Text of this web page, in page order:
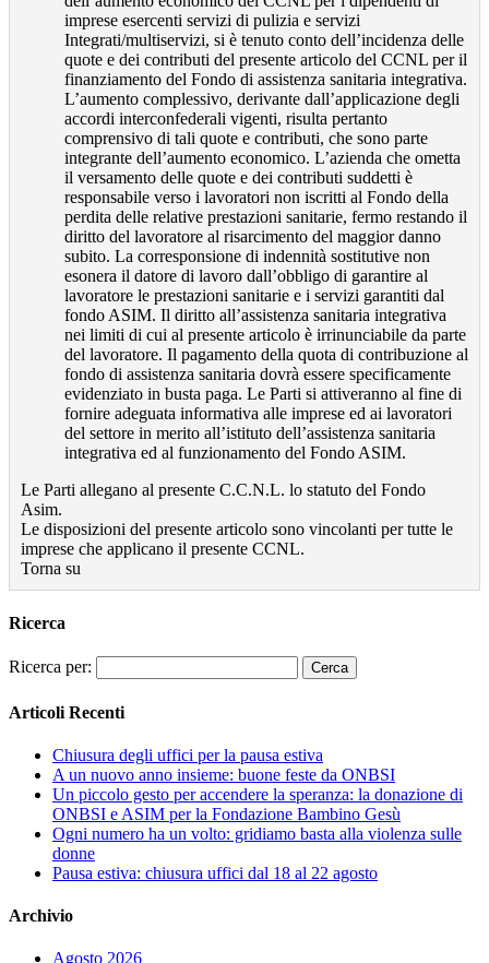
imprese esercenti servizi di pulizia e servizi
Integrati/multiservizi, si è tenuto conto dell’incidenza delle
quote e dei contributi del presente articolo del CCNL per il
finanziamento del Fondo di assistenza sanitaria integrativa.
L’aumento complessivo, derivante dall’applicazione degli
accordi interconfederali vigenti, risulta pertanto
comprensivo di tali quote e contributi, che sono parte
integrante dell’aumento economico. L’azienda che ometta
il versamento delle quote e dei contributi suddetti è
responsabile verso i lavoratori non iscritti al Fondo della
perdita delle relative prestazioni sanitarie, fermo restando il
diritto del lavoratore al risarcimento del maggior danno
subito. La corresponsione di indennità sostitutive non
esonera il datore di lavoro dall’obbligo di garantire al
lavoratore le prestazioni sanitarie e i servizi garantiti dal
fondo ASIM. Il diritto all’assistenza sanitaria integrativa
nei limiti di cui al presente articolo è irrinunciabile da parte
del lavoratore. Il pagamento della quota di contribuzione al
fondo di assistenza sanitaria dovrà essere specificamente
evidenziato in busta paga. Le Parti si attiveranno al fine di
fornire adeguata informativa alle imprese ed ai lavoratori
del settore in merito all’istituto dell’assistenza sanitaria
integrativa ed al funzionamento del Fondo ASIM.
Le Parti allegano al presente C.C.N.L. lo statuto del Fondo
Asim.
Le disposizioni del presente articolo sono vincolanti per tutte le
imprese che applicano il presente CCNL.
Torna su
Ricerca
Ricerca per:
Articoli Recenti
Chiusura degli uffici per la pausa estiva
A un nuovo anno insieme: buone feste da ONBSI
Un piccolo gesto per accendere la speranza: la donazione di
ONBSI e ASIM per la Fondazione Bambino Gesù
Ogni numero ha un volto: gridiamo basta alla violenza sulle
donne
Pausa estiva: chiusura uffici dal 18 al 22 agosto
Archivio
Agosto 2026